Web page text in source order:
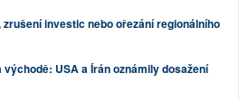
zrušení investic nebo ořezání regionálního
USA a Írán oznámily dosažení